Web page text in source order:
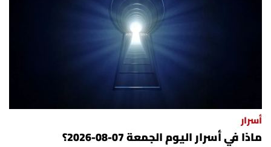
أسرار
ماذا في أسرار اليوم الجمعة 07-08-2026؟